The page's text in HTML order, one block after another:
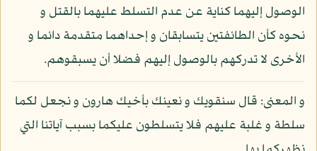
الوصول إليهما كناية عن عدم التسلط عليهما بالقتل و
نحوه كأن الطائفتين يتسابقان و إحداهما متقدمة دائما و
الأخرى لا تدركهم بالوصول إليهم فضلا أن يسبقوهم.
و المعنى: قال سنقويك و نعينك بأخيك هارون و نجعل لكما
سلطة و غلبة عليهم فلا يتسلطون عليكما بسبب آياتنا التي